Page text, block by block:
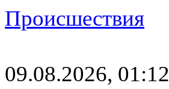
Происшествия
09.08.2026, 01:12